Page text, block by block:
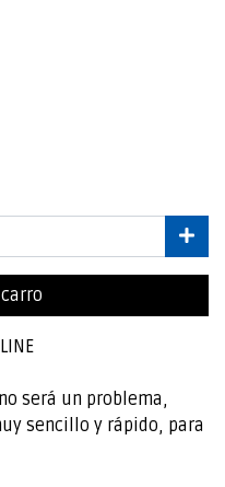
será un problema,
sencillo y rápido, para